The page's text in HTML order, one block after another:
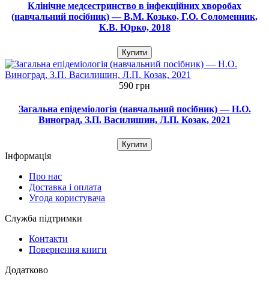
Клінічне медсестринство в інфекційних хворобах
(навчальний посібник) — В.М. Козько, Г.О. Соломенник,
К.В. Юрко, 2018
Купити
590 грн
Загальна епідеміологія (навчальний посібник) — Н.О.
Виноград, З.П. Василишин, Л.П. Козак, 2021
Купити
Інформація
Про нас
Доставка і оплата
Угода користувача
Служба підтримки
Контакти
Повернення книги
Додатково